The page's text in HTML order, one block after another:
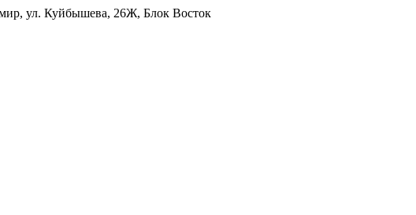
ул. ​Куйбышева, 26Ж, Блок Восток